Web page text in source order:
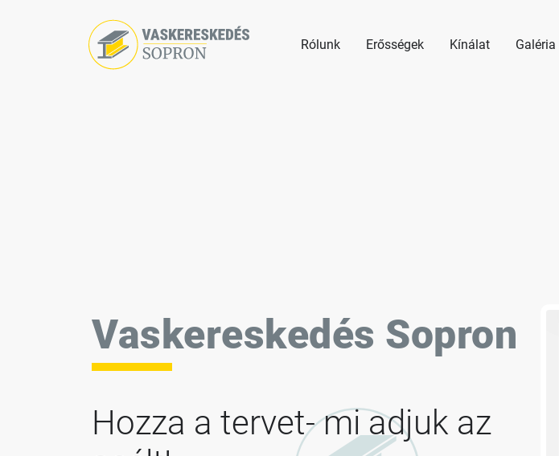
Rólunk Erősségek Kínálat Galéria
Vaskereskedés Sopron
Hozza a tervet- mi adjuk az